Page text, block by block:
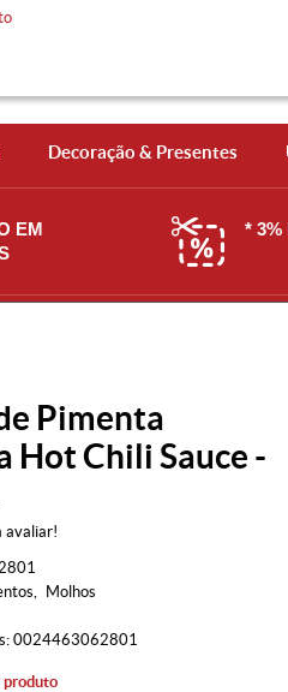
Decoração & Presentes
EM
* 3%
Pimenta
Hot Chili Sauce -
avaliar!
Molhos
0024463062801
produto